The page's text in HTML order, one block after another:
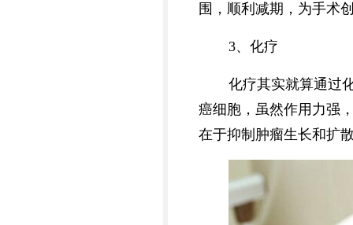
围，顺利减期，为手术
3、化疗
化疗其实就算通过
癌细胞，虽然作用力强
在于抑制肿瘤生长和扩